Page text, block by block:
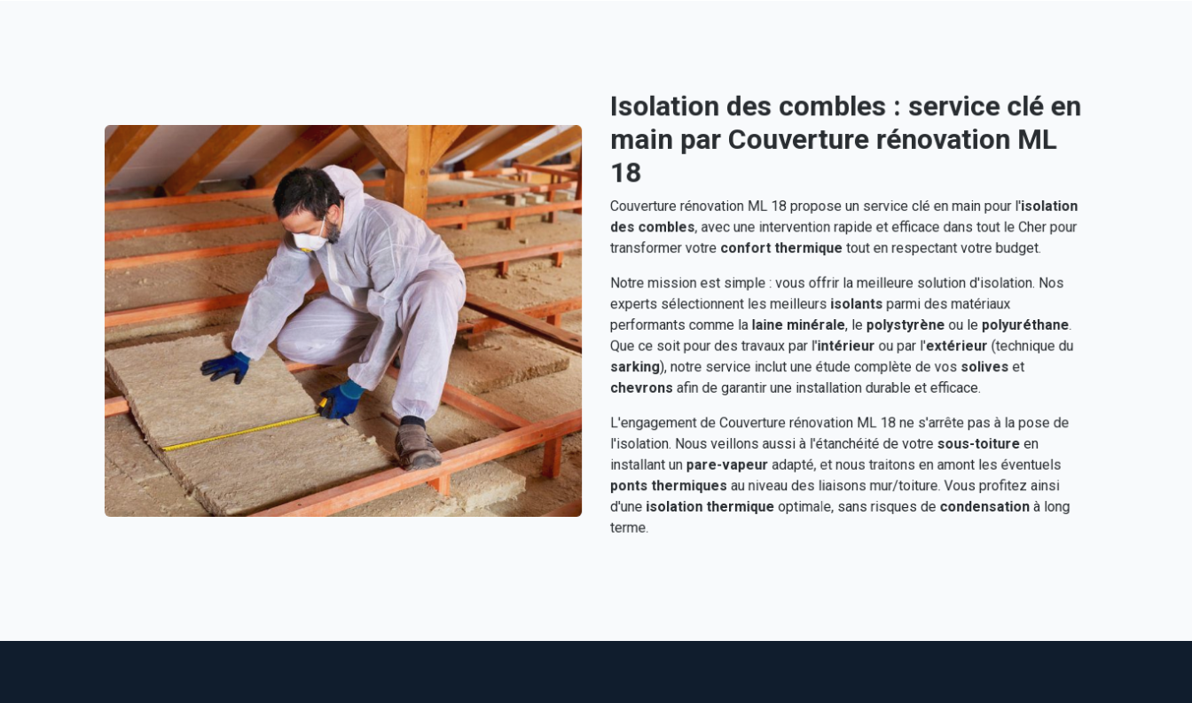
Isolation des combles : service clé en
main par Couverture rénovation ML
18
Couverture rénovation ML 18 propose un service clé en main pour l'isolation
des combles, avec une intervention rapide et efficace dans tout le Cher pour
transformer votre confort thermique tout en respectant votre budget.
Notre mission est simple : vous offrir la meilleure solution d'isolation. Nos
experts sélectionnent les meilleurs isolants parmi des matériaux
performants comme la laine minérale, le polystyrène ou lepolyuréthane
Que ce soit pour des travaux par l'intérieur ou par l'extérieur (technique du
sarking), notre service inclut une étude complète de vossolives et
chevronsafin de garantir une installation durable et efficace.
L'engagement de Couverture rénovation ML 18 ne s'arrête pas à la pose de
l'isolation. Nous veillons aussi à l'étanchéité de votresous-toiture en
installant un pare-vapeuradapté, et nous traitons en amont les éventuels
ponts thermiquesau niveau des liaisons mur/toiture. Vous profitez ainsi
d'une isolation thermiqueoptimale, sans risques decondensation à long
terme.